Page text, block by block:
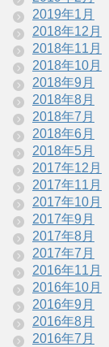
2019年1月
2018年12月
2018年11月
2018年10月
2018年9月
2018年8月
2018年7月
2018年6月
2018年5月
2017年12月
2017年11月
2017年10月
2017年9月
2017年8月
2017年7月
2016年11月
2016年10月
2016年9月
2016年8月
2016年7月